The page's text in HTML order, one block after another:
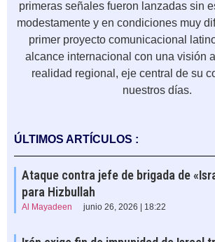
primeras señales fueron lanzadas sin
modestamente y en condiciones muy
primer proyecto comunicacional
alcance internacional con una visión
realidad regional, eje central de su
nuestros días.
ÚLTIMOS ARTÍCULOS :
Ataque contra jefe de brigada de
para Hizbullah
Al Mayadeen junio 26, 2026 | 18:22